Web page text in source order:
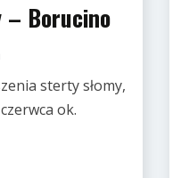
– Borucino
sterty słomy,
ok.